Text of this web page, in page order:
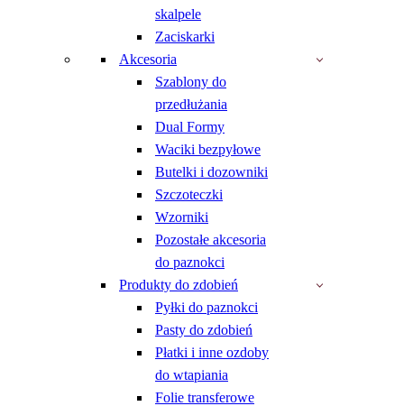
skalpele
Zaciskarki
Akcesoria
Szablony do
przedłużania
Dual Formy
Waciki bezpyłowe
Butelki i dozowniki
Szczoteczki
Wzorniki
Pozostałe akcesoria
do paznokci
Produkty do zdobień
Pyłki do paznokci
Pasty do zdobień
Płatki i inne ozdoby
do wtapiania
Folie transferowe